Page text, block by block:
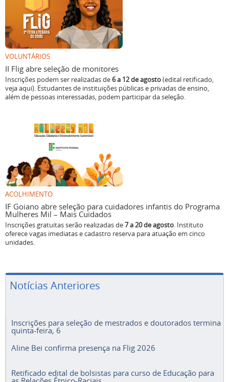
VOLUNTÁRIOS
II Flig abre seleção de monitores
Inscrições podem ser realizadas de6 a 12 de agosto(edital retificado,
veja aqui). Estudantes de instituições públicas e privadas de ensino,
além de pessoas interessadas, podem participar da seleção.
ACOLHIMENTO
IF Goiano abre seleção para cuidadores infantis do Programa
Mulheres Mil – Mais Cuidados
Inscrições gratuitas serão realizadas de7 a 20 de agosto. Instituto
oferece vagas imediatas e cadastro reserva para atuação em cinco
unidades.
Notícias Anteriores
Inscrições para seleção de mestrados e doutorados termina
quinta-feira, 6
Aline Bei confirma presença na Flig 2026
Retificado edital de bolsistas para curso de Educação para